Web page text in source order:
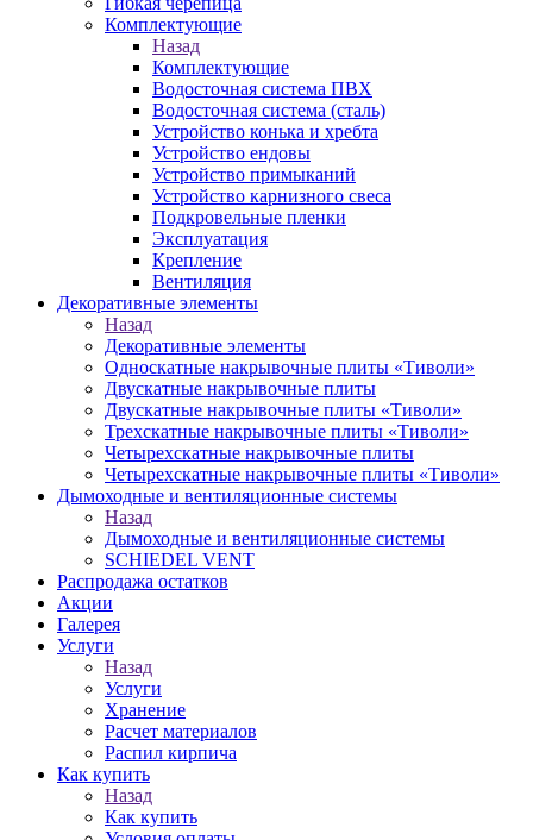
Комплектующие
Назад
Комплектующие
Водосточная система ПВХ
Водосточная система (сталь)
Устройство конька и хребта
Устройство ендовы
Устройство примыканий
Устройство карнизного свеса
Подкровельные пленки
Эксплуатация
Крепление
Вентиляция
Декоративные элементы
Назад
Декоративные элементы
Односкатные накрывочные плиты «Тиволи»
Двускатные накрывочные плиты
Двускатные накрывочные плиты «Тиволи»
Трехскатные накрывочные плиты «Тиволи»
Четырехскатные накрывочные плиты
Четырехскатные накрывочные плиты «Тиволи»
Дымоходные и вентиляционные системы
Назад
Дымоходные и вентиляционные системы
SCHIEDEL VENT
Распродажа остатков
Акции
Галерея
Услуги
Назад
Услуги
Хранение
Расчет материалов
Распил кирпича
Как купить
Назад
Как купить